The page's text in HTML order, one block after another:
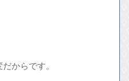
からです。